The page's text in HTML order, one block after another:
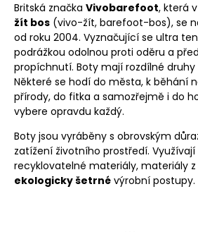
Britská značka Vivobarefoot, která
žít bos (vivo-žít, barefoot-bos), se
od roku 2004. Vyznačující se ultra
podrážkou odolnou proti oděru a
propíchnutí. Boty mají rozdílné
Některé se hodí do města, k běhání
přírody, do fitka a samozřejmě i do
vybere opravdu každý.
Boty jsou vyráběny s obrovským
zatížení životního prostředí.
recyklovatelné materiály, materiály
ekologicky šetrné výrobní postupy.